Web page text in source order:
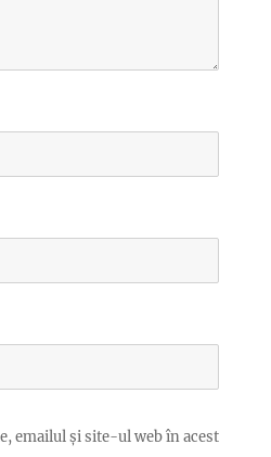
emailul și site-ul web în acest